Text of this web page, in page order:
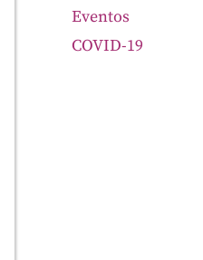
Eventos
COVID-19